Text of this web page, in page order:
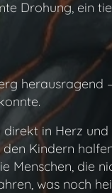
Drohung, ein
herausragend
in Herz
Kindern
Menschen, die
was noch